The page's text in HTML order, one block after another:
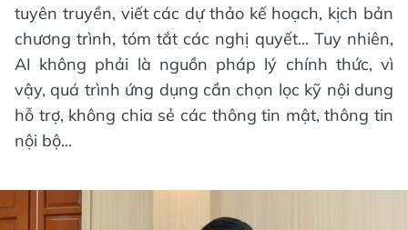
tuyên truyền, viết các dự thảo kế hoạch, kịch bản
chương trình, tóm tắt các nghị quyết... Tuy nhiên,
AI không phải là nguồn pháp lý chính thức, vì
vậy, quá trình ứng dụng cần chọn lọc kỹ nội dung
hỗ trợ, không chia sẻ các thông tin mật, thông tin
nội bộ...